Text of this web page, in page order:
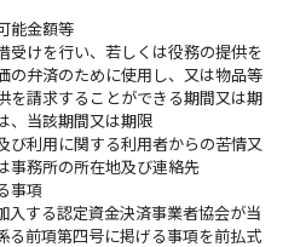
能金額等
受けを行い、若しくは役務の提供を
の弁済のために使用し、又は物品等
を請求することができる期間又は期
、当該期間又は期限
び利用に関する利用者からの苦情又
事務所の所在地及び連絡先
事項
入する認定資金決済事業者協会が当
る前項第四号に掲げる事項を前払式